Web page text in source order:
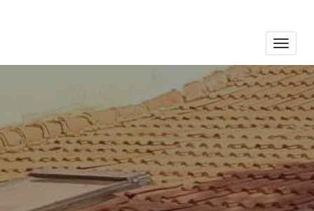
Toggle